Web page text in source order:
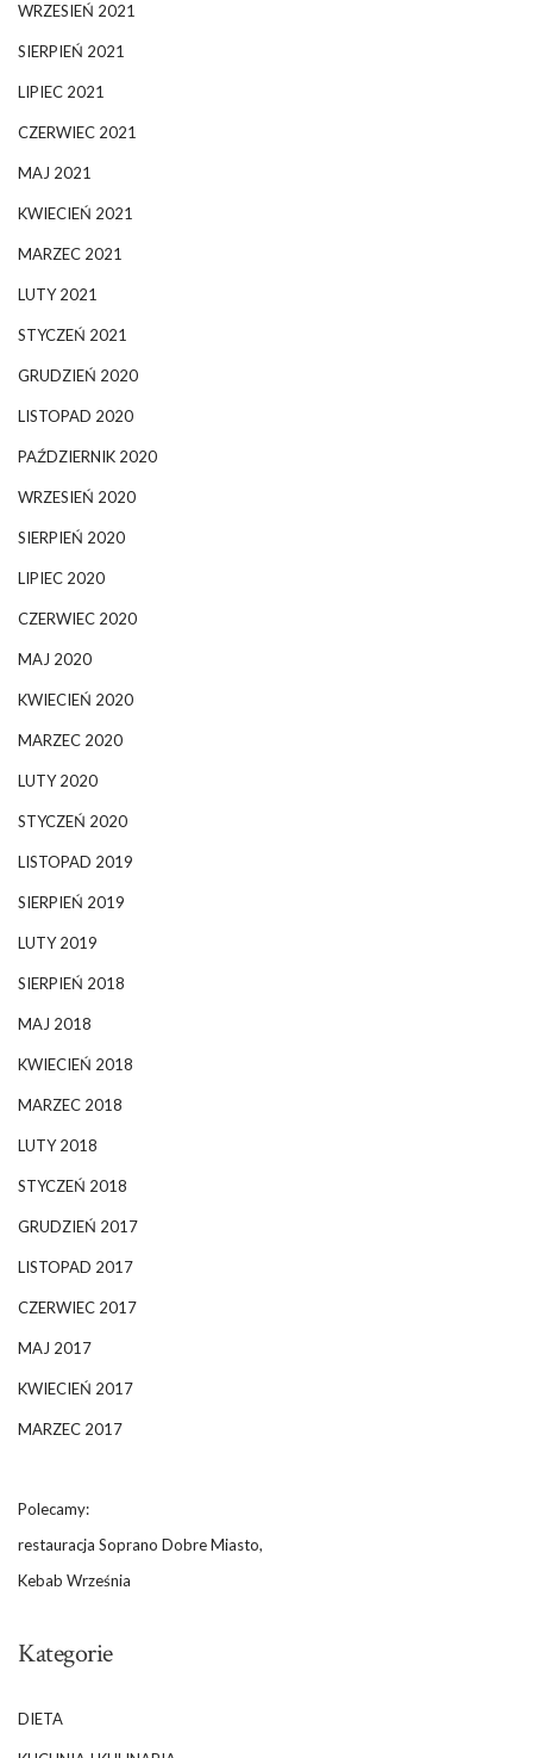
WRZESIEŃ 2021
SIERPIEŃ 2021
LIPIEC 2021
CZERWIEC 2021
MAJ 2021
KWIECIEŃ 2021
MARZEC 2021
LUTY 2021
STYCZEŃ 2021
GRUDZIEŃ 2020
LISTOPAD 2020
PAŹDZIERNIK 2020
WRZESIEŃ 2020
SIERPIEŃ 2020
LIPIEC 2020
CZERWIEC 2020
MAJ 2020
KWIECIEŃ 2020
MARZEC 2020
LUTY 2020
STYCZEŃ 2020
LISTOPAD 2019
SIERPIEŃ 2019
LUTY 2019
SIERPIEŃ 2018
MAJ 2018
KWIECIEŃ 2018
MARZEC 2018
LUTY 2018
STYCZEŃ 2018
GRUDZIEŃ 2017
LISTOPAD 2017
CZERWIEC 2017
MAJ 2017
KWIECIEŃ 2017
MARZEC 2017
Polecamy:
restauracja Soprano Dobre Miasto,
Kebab Września
Kategorie
DIETA